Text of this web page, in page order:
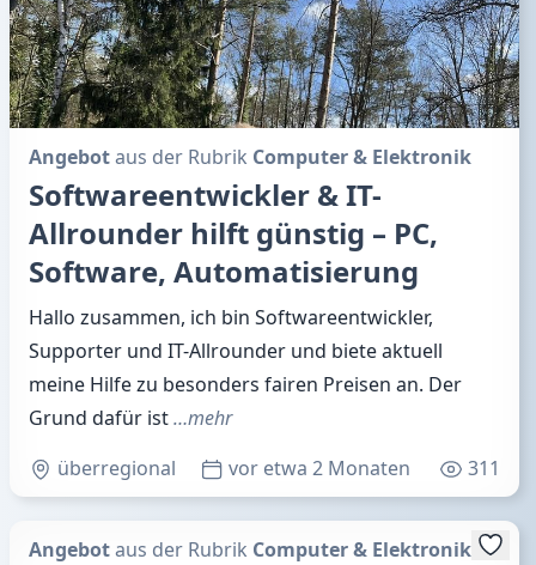
Angebotaus der Rubrik Computer & Elektronik
Softwareentwickler & IT-
Allrounder hilft günstig – PC,
Software, Automatisierung
Hallo zusammen, ich bin Softwareentwickler,
Supporter und IT-Allrounder und biete aktuell
meine Hilfe zu besonders fairen Preisen an. Der
Grund dafür ist…mehr
überregional
vor etwa 2 Monaten 311
Angebotaus der Rubrik Computer & Elektronik